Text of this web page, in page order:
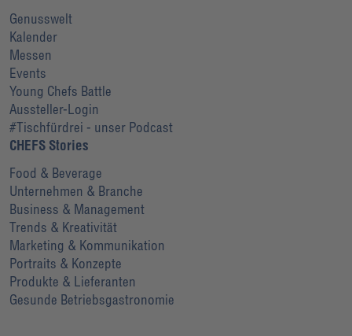
Genusswelt
Kalender
Messen
Events
Young Chefs Battle
Aussteller-Login
#Tischfürdrei - unser Podcast
CHEFS Stories
Food & Beverage
Unternehmen & Branche
Business & Management
Trends & Kreativität
Marketing & Kommunikation
Portraits & Konzepte
Produkte & Lieferanten
Gesunde Betriebsgastronomie